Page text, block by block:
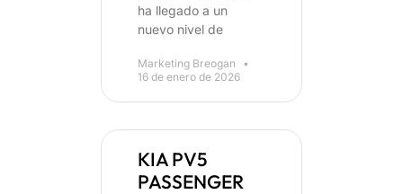
ha llegado a un
nuevo nivel de
Marketing Breogan
16 de enero de 2026
KIA PV5
PASSENGER